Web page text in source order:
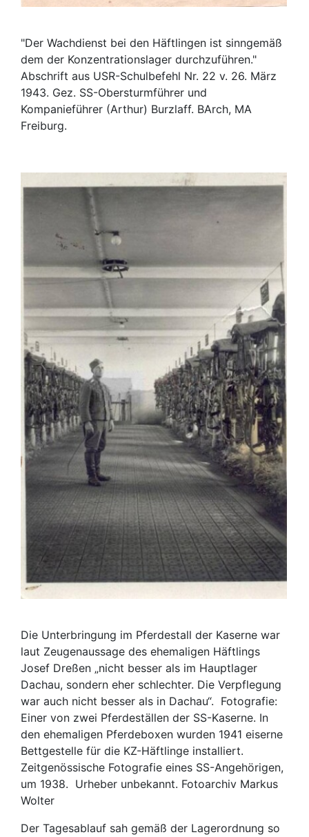
"Der Wachdienst bei den Häftlingen ist sinngemäß
dem der Konzentrationslager durchzuführen."
Abschrift aus USR-Schulbefehl Nr. 22 v. 26. März
1943. Gez. SS-Obersturmführer und
Kompanieführer (Arthur) Burzlaff. BArch, MA
Freiburg.
Die Unterbringung im Pferdestall der Kaserne war
laut Zeugenaussage des ehemaligen Häftlings
Josef Dreßen „nicht besser als im Hauptlager
Dachau, sondern eher schlechter. Die Verpflegung
war auch nicht besser als in Dachau“. Fotografie:
Einer von zwei Pferdeställen der SS-Kaserne. In
den ehemaligen Pferdeboxen wurden 1941 eiserne
Bettgestelle für die KZ-Häftlinge installiert.
Zeitgenössische Fotografie eines SS-Angehörigen,
um 1938. Urheber unbekannt. Fotoarchiv Markus
Wolter
Der Tagesablauf sah gemäß der Lagerordnung so